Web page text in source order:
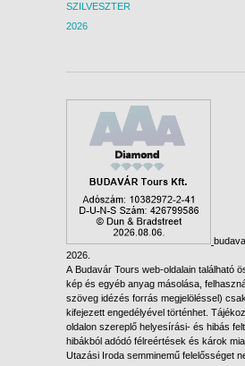
SZILVESZTER
2026
2026.
A Budavár Tours web-oldalain található
kép és egyéb anyag másolása,
szöveg idézés forrás megjelöléssel)
kifejezett engedélyével történhet.
oldalon szereplő helyesírási- és hibás
hibákból adódó félreértések és károk
Utazási Iroda semminemű felelősséget